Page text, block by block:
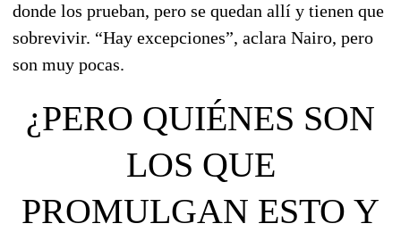
donde los prueban, pero se quedan allí y tienen que
sobrevivir. “Hay excepciones”, aclara Nairo, pero
son muy pocas.
¿PERO QUIÉNES SON
LOS QUE
PROMULGAN ESTO Y